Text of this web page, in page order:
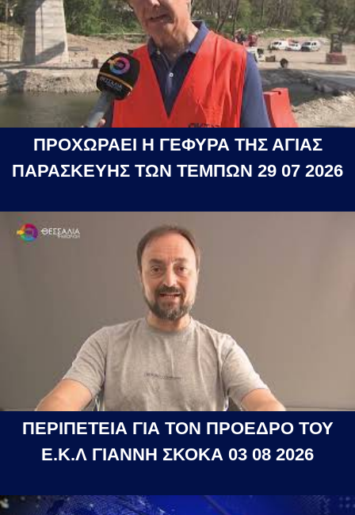
ΠΡΟΧΩΡΑΕΙ Η ΓΕΦΥΡΑ ΤΗΣ ΑΓΙΑΣ
ΠΑΡΑΣΚΕΥΗΣ ΤΩΝ ΤΕΜΠΩΝ 29 07 2026
ΠΕΡΙΠΕΤΕΙΑ ΓΙΑ ΤΟΝ ΠΡΟΕΔΡΟ ΤΟΥ
Ε.Κ.Λ ΓΙΑΝΝΗ ΣΚΟΚΑ 03 08 2026